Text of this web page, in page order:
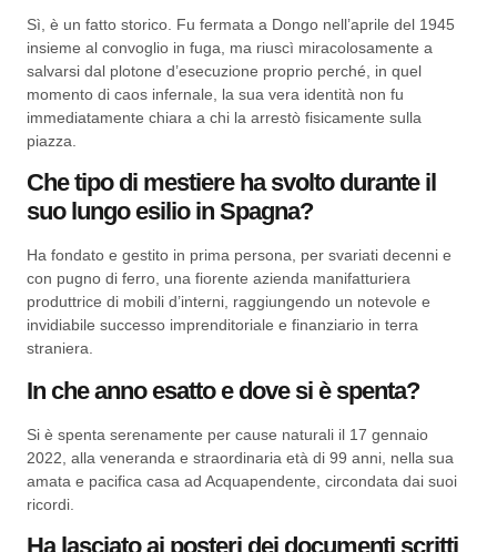
Sì, è un fatto storico. Fu fermata a Dongo nell’aprile del 1945
insieme al convoglio in fuga, ma riuscì miracolosamente a
salvarsi dal plotone d’esecuzione proprio perché, in quel
momento di caos infernale, la sua vera identità non fu
immediatamente chiara a chi la arrestò fisicamente sulla
piazza.
Che tipo di mestiere ha svolto durante il
suo lungo esilio in Spagna?
Ha fondato e gestito in prima persona, per svariati decenni e
con pugno di ferro, una fiorente azienda manifatturiera
produttrice di mobili d’interni, raggiungendo un notevole e
invidiabile successo imprenditoriale e finanziario in terra
straniera.
In che anno esatto e dove si è spenta?
Si è spenta serenamente per cause naturali il 17 gennaio
2022, alla veneranda e straordinaria età di 99 anni, nella sua
amata e pacifica casa ad Acquapendente, circondata dai suoi
ricordi.
Ha lasciato ai posteri dei documenti scritti